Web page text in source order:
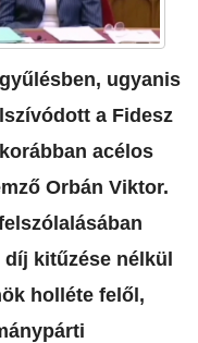
ugyanis
a Fidesz
acélos
Orbán Viktor.
kitűzése nélkül
holléte felől,